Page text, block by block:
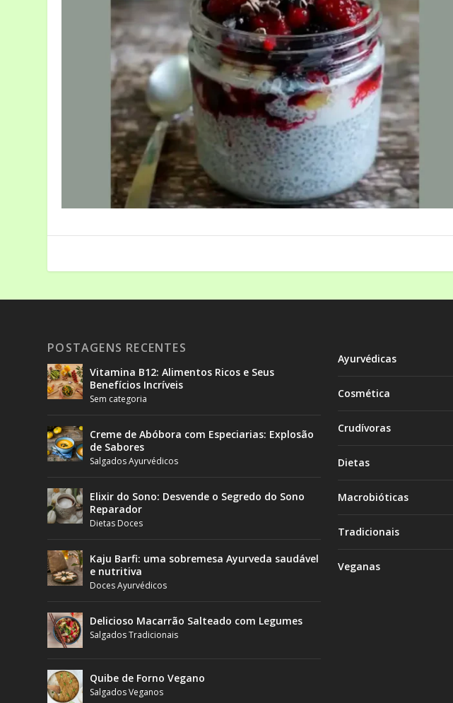
POSTAGENS RECENTES
Vitamina B12: Alimentos Ricos e Seus
Benefícios Incríveis
Sem categoria
Creme de Abóbora com Especiarias: Explosão
de Sabores
Salgados Ayurvédicos
Elixir do Sono: Desvende o Segredo do Sono
Reparador
Dietas Doces
Kaju Barfi: uma sobremesa Ayurveda saudável
e nutritiva
Doces Ayurvédicos
Delicioso Macarrão Salteado com Legumes
Salgados Tradicionais
Quibe de Forno Vegano
Salgados Veganos
Ayurvédicas
Cosmética
Crudívoras
Dietas
Macrobióticas
Tradicionais
Veganas